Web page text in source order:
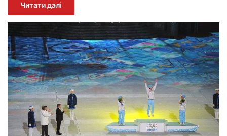
Читати далі